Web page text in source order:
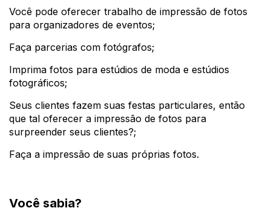
Você pode oferecer trabalho de impressão de fotos
para organizadores de eventos;
Faça parcerias com fotógrafos;
Imprima fotos para estúdios de moda e estúdios
fotográficos;
Seus clientes fazem suas festas particulares, então
que tal oferecer a impressão de fotos para
surpreender seus clientes?;
Faça a impressão de suas próprias fotos.
Você sabia?